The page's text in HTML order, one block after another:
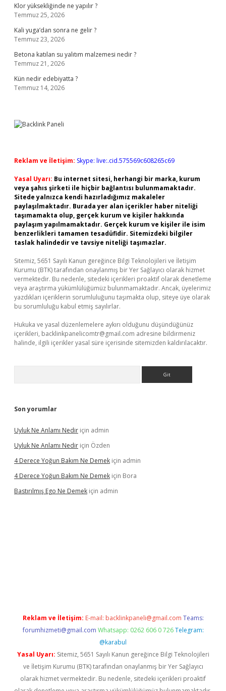
Klor yüksekliğinde ne yapılır ?
Temmuz 25, 2026
Kali yuga’dan sonra ne gelir ?
Temmuz 23, 2026
Betona katılan su yalıtım malzemesi nedir ?
Temmuz 21, 2026
Kün nedir edebiyatta ?
Temmuz 14, 2026
Reklam ve İletişim: Skype: live:.cid.575569c608265c69
Yasal Uyarı: Bu internet sitesi, herhangi bir marka, kurum
veya şahıs şirketi ile hiçbir bağlantısı bulunmamaktadır.
Sitede yalnızca kendi hazırladığımız makaleler
paylaşılmaktadır. Burada yer alan içerikler haber niteliği
taşımamakta olup, gerçek kurum ve kişiler hakkında
paylaşım yapılmamaktadır. Gerçek kurum ve kişiler ile isim
benzerlikleri tamamen tesadüfidir. Sitemizdeki bilgiler
taslak halindedir ve tavsiye niteliği taşımazlar.
Sitemiz, 5651 Sayılı Kanun gereğince Bilgi Teknolojileri ve İletişim
Kurumu (BTK) tarafından onaylanmış bir Yer Sağlayıcı olarak hizmet
vermektedir. Bu nedenle, sitedeki içerikleri proaktif olarak denetleme
veya araştırma yükümlülüğümüz bulunmamaktadır. Ancak, üyelerimiz
yazdıkları içeriklerin sorumluluğunu taşımakta olup, siteye üye olarak
bu sorumluluğu kabul etmiş sayılırlar.
Hukuka ve yasal düzenlemelere aykırı olduğunu düşündüğünüz
içerikleri, backlinkpanelicomtr@gmail.com adresine bildirmeniz
halinde, ilgili içerikler yasal süre içerisinde sitemizden kaldırılacaktır.
Son yorumlar
Uyluk Ne Anlamı Nedir için admin
Uyluk Ne Anlamı Nedir için Özden
4 Derece Yoğun Bakım Ne Demek için admin
4 Derece Yoğun Bakım Ne Demek için Bora
Bastırılmış Ego Ne Demek için admin
Reklam ve İletişim: E-mail: backlinkpaneli@gmail.com Teams:
forumhizmeti@gmail.com Whatsapp: 0262 606 0 726 Telegram:
@karabul
Yasal Uyarı: Sitemiz, 5651 Sayılı Kanun gereğince Bilgi Teknolojileri
ve İletişim Kurumu (BTK) tarafından onaylanmış bir Yer Sağlayıcı
olarak hizmet vermektedir. Bu nedenle, sitedeki içerikleri proaktif